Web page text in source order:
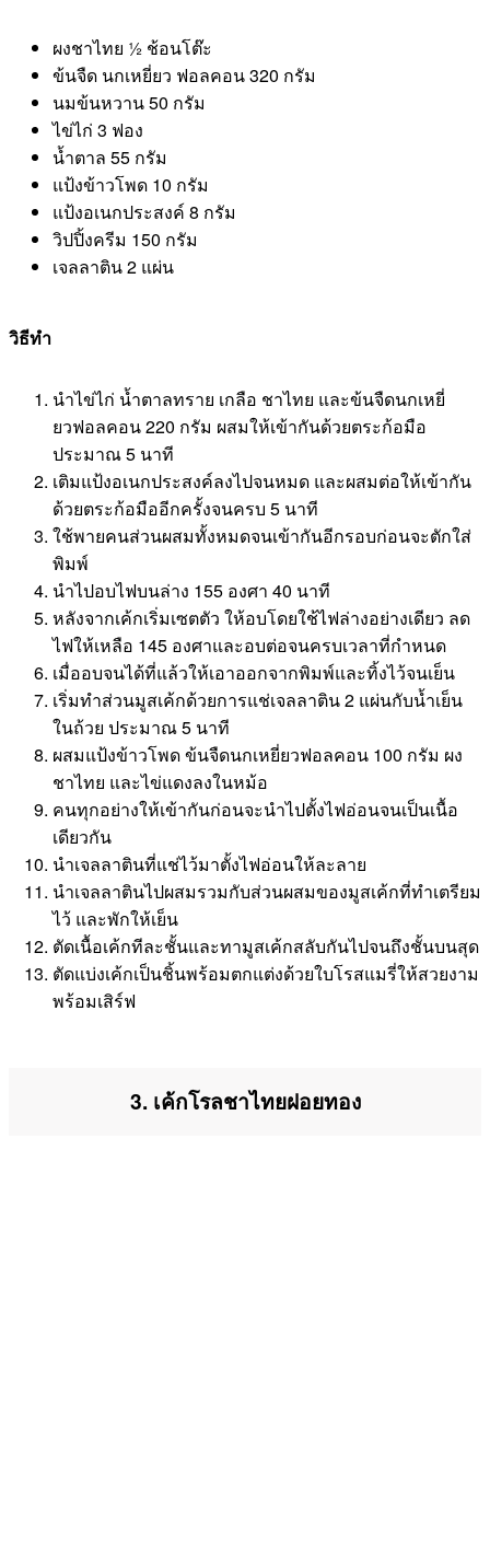
ผงชาไทย ½ ช้อนโต๊ะ
ข้นจืด นกเหยี่ยว ฟอลคอน 320 กรัม
นมข้นหวาน 50 กรัม
ไข่ไก่ 3 ฟอง
น้ำตาล 55 กรัม
แป้งข้าวโพด 10 กรัม
แป้งอเนกประสงค์ 8 กรัม
วิปปิ้งครีม 150 กรัม
เจลลาติน 2 แผ่น
วิธีทำ
นำไข่ไก่ น้ำตาลทราย เกลือ ชาไทย และข้นจืดนกเหยี่
ยวฟอลคอน 220 กรัม ผสมให้เข้ากันด้วยตระก้อมือ
ประมาณ 5 นาที
เติมแป้งอเนกประสงค์ลงไปจนหมด และผสมต่อให้เข้ากัน
ด้วยตระก้อมืออีกครั้งจนครบ 5 นาที
ใช้พายคนส่วนผสมทั้งหมดจนเข้ากันอีกรอบก่อนจะตักใส่
พิมพ์
นำไปอบไฟบนล่าง 155 องศา 40 นาที
หลังจากเค้กเริ่มเซตตัว ให้อบโดยใช้ไฟล่างอย่างเดียว ลด
ไฟให้เหลือ 145 องศาและอบต่อจนครบเวลาที่กำหนด
เมื่ออบจนได้ที่แล้วให้เอาออกจากพิมพ์และทิ้งไว้จนเย็น
เริ่มทำส่วนมูสเค้กด้วยการแช่เจลลาติน 2 แผ่นกับน้ำเย็น
ในถ้วย ประมาณ 5 นาที
ผสมแป้งข้าวโพด ข้นจืดนกเหยี่ยวฟอลคอน 100 กรัม ผง
ชาไทย และไข่แดงลงในหม้อ
คนทุกอย่างให้เข้ากันก่อนจะนำไปตั้งไฟอ่อนจนเป็นเนื้อ
เดียวกัน
นำเจลลาตินที่แช่ไว้มาตั้งไฟอ่อนให้ละลาย
นำเจลลาตินไปผสมรวมกับส่วนผสมของมูสเค้กที่ทำเตรียม
ไว้ และพักให้เย็น
ตัดเนื้อเค้กทีละชั้นและทามูสเค้กสลับกันไปจนถึงชั้นบนสุด
ตัดแบ่งเค้กเป็นชิ้นพร้อมตกแต่งด้วยใบโรสแมรี่ให้สวยงาม
พร้อมเสิร์ฟ
3. เค้กโรลชาไทยฝอยทอง